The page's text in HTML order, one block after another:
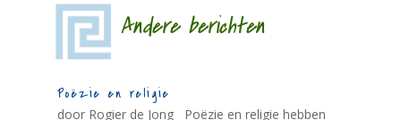
Andere berichten
Poëzie en religie
door Rogier de Jong Poëzie en religie hebben